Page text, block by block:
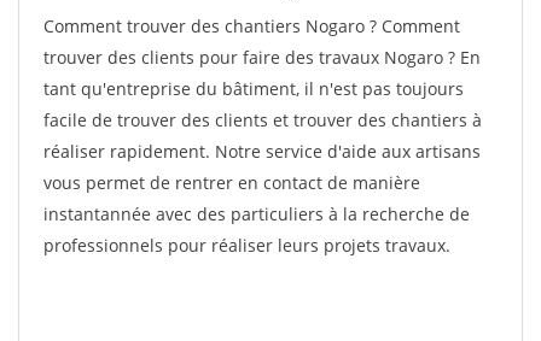
Comment trouver des chantiers Nogaro ? Comment
trouver des clients pour faire des travaux Nogaro ? En
tant qu'entreprise du bâtiment, il n'est pas toujours
facile de trouver des clients et trouver des chantiers à
réaliser rapidement. Notre service d'aide aux artisans
vous permet de rentrer en contact de manière
instantannée avec des particuliers à la recherche de
professionnels pour réaliser leurs projets travaux.